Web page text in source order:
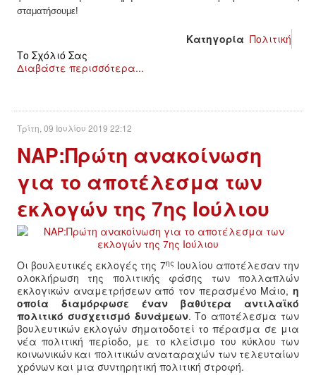
σταματήσουμε!
Κατηγορία Πολιτική
Το Σχόλιό Σας
Διαβάστε περισσότερα...
Τρίτη, 09 Ιουλίου 2019 22:12
ΝΑΡ:Πρώτη ανακοίνωση
για το αποτέλεσμα των
εκλογών της 7ης Ιούλιου
Οι βουλευτικές εκλογές της 7ης Ιουλίου αποτέλεσαν την
ολοκλήρωση της πολιτικής φάσης των πολλαπλών
εκλογικών αναμετρήσεων από τον περασμένο Μάιο, η
οποία διαμόρφωσε έναν βαθύτερα αντιλαϊκό
πολιτικό συσχετισμό δυνάμεων. Το αποτέλεσμα των
βουλευτικών εκλογών σηματοδοτεί το πέρασμα σε μια
νέα πολιτική περίοδο, με το κλείσιμο του κύκλου των
κοινωνικών και πολιτικών αναταραχών των τελευταίων
χρόνων και μια συντηρητική πολιτική στροφή.